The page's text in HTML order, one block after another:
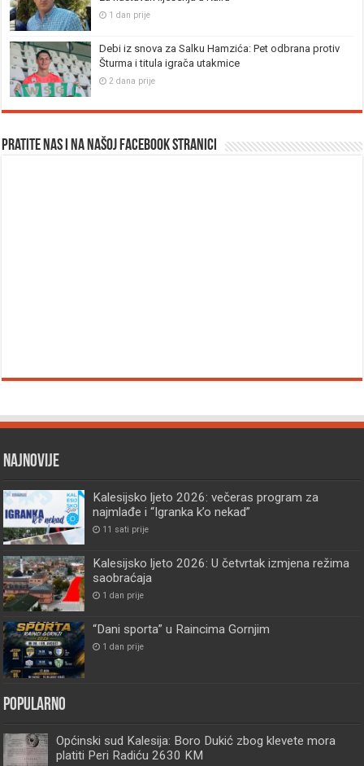
1 dan prije
Debi iz snova za Salku Hamzića: Pet odbrana protiv
Šturma i titula igrača utakmice
2 dana prije
Pratite nas i na našoj facebook stranici
Najnovije
Kalesijsko ljeto 2026: večeras program za
najmlađe i “Igranka k’o nekad”
11 sati prije
Kalesijsko ljeto 2026: U četvrtak izmjena režima
saobraćaja
1 dan prije
“Dani sporta” u Raincima Gornjim
1 dan prije
Popularno
Općinski sud Kalesija: Boro Dukić zbog klevete mora
platiti Peri Radiću 2630 KM